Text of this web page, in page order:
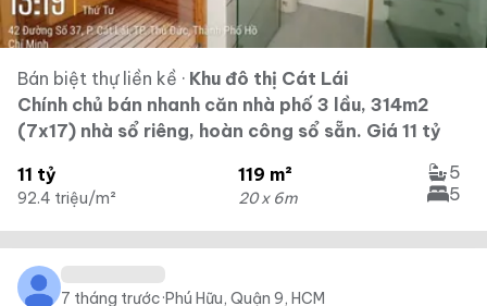
Bán biệt thự liền kề · Khu đô thị Cát Lái
Chính chủ bán nhanh căn nhà phố 3 lầu, 314m2
(7x17) nhà sổ riêng, hoàn công sổ sẵn. Giá 11 tỷ
11 tỷ
92.4 triệu/m²
119 m²
20 x 6m
5
5
7 tháng trước·Phú Hữu, Quận 9, HCM